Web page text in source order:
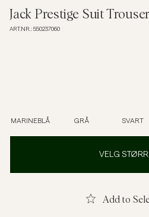
Skjorter
T-skjorter
Undertøy
Jack Prestige Suit Trouser
ART.NR.: 550237060
MARINEBLÅ GRÅ SVART
VELG
Add